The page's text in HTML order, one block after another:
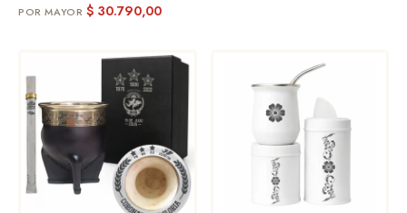
$ 30.790,00